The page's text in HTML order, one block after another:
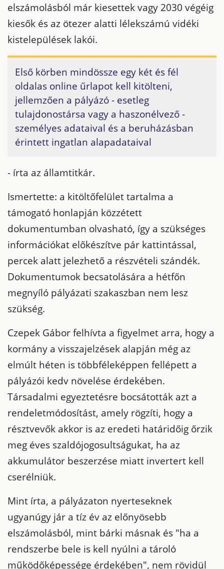
elszámolásból már kiesettek vagy 2030 végéig
kiesők és az ötezer alatti lélekszámú vidéki
kistelepülések lakói.
Első körben mindössze egy két és fél
oldalas online űrlapot kell kitölteni,
jellemzően a pályázó - esetleg
tulajdonostársa vagy a haszonélvező -
személyes adataival és a beruházásban
érintett ingatlan alapadataival
- írta az államtitkár.
Ismertette: a kitöltőfelület tartalma a
támogató honlapján közzétett
dokumentumban olvasható, így a szükséges
információkat előkészítve pár kattintással,
percek alatt jelezhető a részvételi szándék.
Dokumentumok becsatolására a hétfőn
megnyíló pályázati szakaszban nem lesz
szükség.
Czepek Gábor felhívta a figyelmet arra, hogy a
kormány a visszajelzések alapján még az
elmúlt héten is többféleképpen fellépett a
pályázói kedv növelése érdekében.
Társadalmi egyeztetésre bocsátották azt a
rendeletmódosítást, amely rögzíti, hogy a
résztvevők akkor is az eredeti határidőig őrzik
meg éves szaldójogosultságukat, ha az
akkumulátor beszerzése miatt invertert kell
cserélniük.
Mint írta, a pályázaton nyerteseknek
ugyanúgy jár a tíz év az előnyösebb
elszámolásból, mint bárki másnak és "ha a
rendszerbe bele is kell nyúlni a tároló
működőképessége érdekében", nem rövidül